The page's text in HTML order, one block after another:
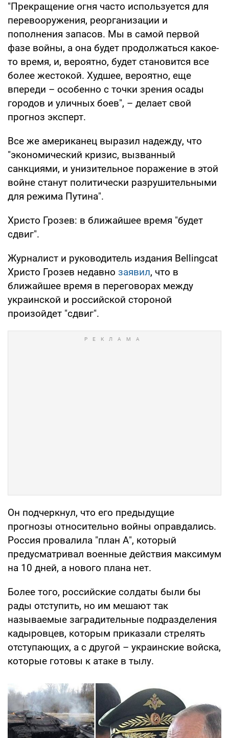
"Прекращение огня часто используется для
перевооружения, реорганизации и
пополнения запасов. Мы в самой первой
фазе войны, а она будет продолжаться какое-
то время, и, вероятно, будет становится все
более жестокой. Худшее, вероятно, еще
впереди – особенно с точки зрения осады
городов и уличных боев", – делает свой
прогноз эксперт.
Все же американец выразил надежду, что
"экономический кризис, вызванный
санкциями, и унизительное поражение в этой
войне станут политически разрушительными
для режима Путина".
Христо Грозев: в ближайшее время "будет
сдвиг".
Журналист и руководитель издания Bellingcat
Христо Грозев недавно заявил, что в
ближайшее время в переговорах между
украинской и российской стороной
произойдет "сдвиг".
Он подчеркнул, что его предыдущие
прогнозы относительно войны оправдались.
Россия провалила "план А", который
предусматривал военные действия максимум
на 10 дней, а нового плана нет.
Более того, российские солдаты были бы
рады отступить, но им мешают так
называемые заградительные подразделения
кадыровцев, которым приказали стрелять
отступающих, а с другой – украинские войска,
которые готовы к атаке в тылу.